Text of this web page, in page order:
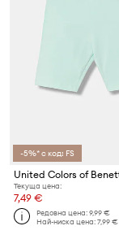
-5%* с код: FS
Текуща цена:
7,49 €
Редовна цена:9,99 €
Най-ниска цена:7,99 €